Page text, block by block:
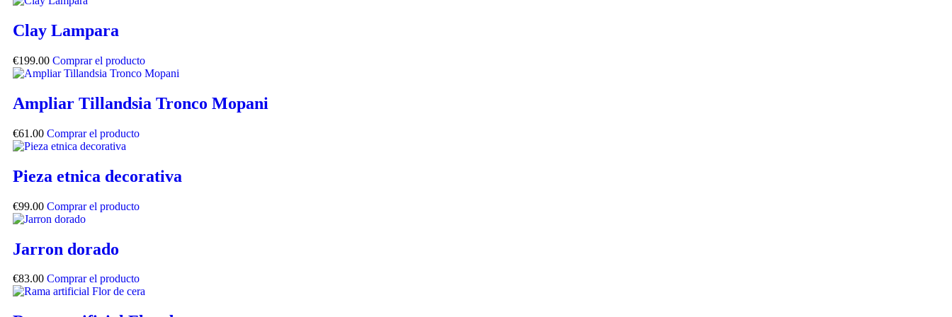
Clay Lampara
€199.00 Comprar el producto
Ampliar Tillandsia Tronco Mopani
€61.00 Comprar el producto
Pieza etnica decorativa
€99.00 Comprar el producto
Jarron dorado
€83.00 Comprar el producto